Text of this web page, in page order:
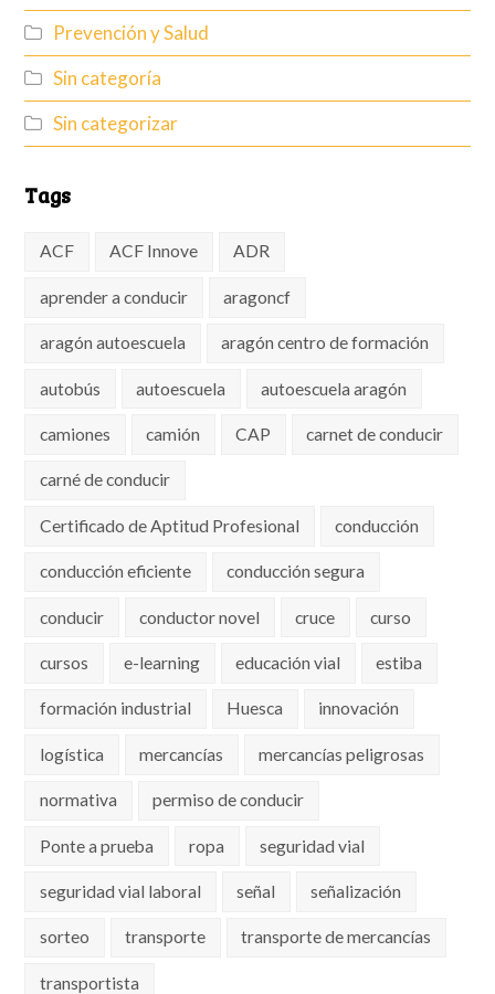
Prevención y Salud
Sin categoría
Sin categorizar
Tags
ACF ACF Innove ADR
aprender a conducir aragoncf
aragón autoescuela aragón centro de formación
autobús autoescuela autoescuela aragón
camiones camión CAP carnet de conducir
carné de conducir
Certificado de Aptitud Profesional conducción
conducción eficiente conducción segura
conducir conductor novel cruce curso
cursos e-learning educación vial estiba
formación industrial Huesca innovación
logística mercancías mercancías peligrosas
normativa permiso de conducir
Ponte a prueba ropa seguridad vial
seguridad vial laboral señal señalización
sorteo transporte transporte de mercancías
transportista